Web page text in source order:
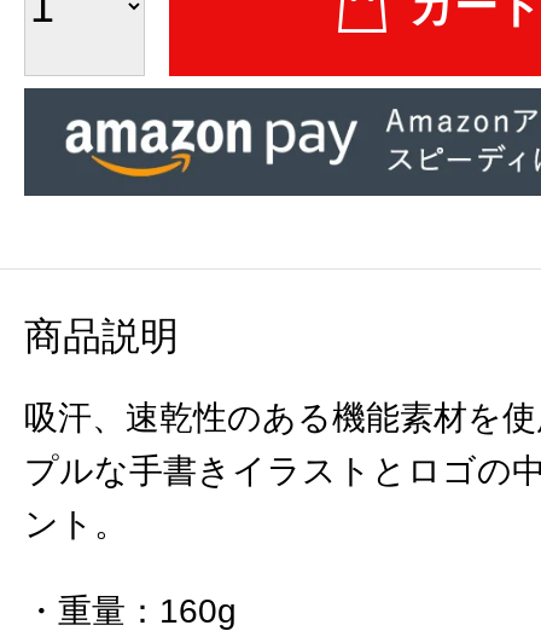
商品説明
吸汗、速乾性のある機能素材を
プルな手書きイラストとロゴの
ント。
重量 ： 160g